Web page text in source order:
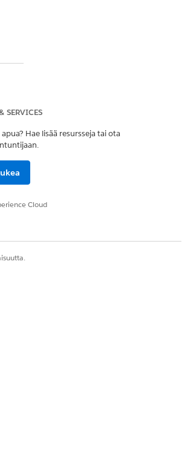
SERVICES
Hae lisää resursseja tai ota
Cloud